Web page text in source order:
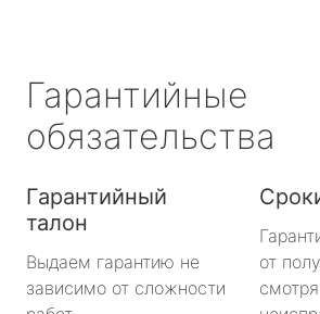
Гарантийные
обязательства
Гарантийный
талон
Выдаем гарантию не
зависимо от сложности
от